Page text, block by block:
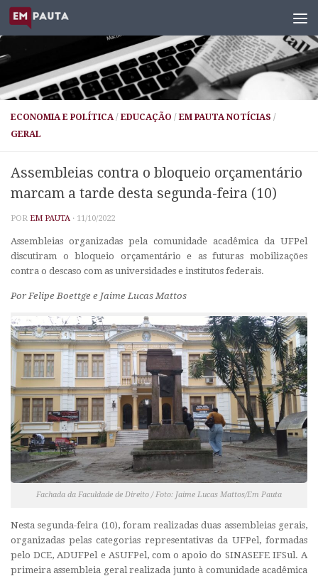
Skip to content
ECONOMIA E POLÍTICA / EDUCAÇÃO / EM PAUTA NOTÍCIAS /
GERAL
Assembleias contra o bloqueio orçamentário
marcam a tarde desta segunda-feira (10)
POR EM PAUTA · 11/10/2022
Assembleias organizadas pela comunidade acadêmica da UFPel
discutiram o bloqueio orçamentário e as futuras mobilizações
contra o descaso com as universidades e institutos federais.
Por Felipe Boettge e Jaime Lucas Mattos
Fachada da Faculdade de Direito / Foto: Jaime Lucas Mattos/Em Pauta
Nesta segunda-feira (10), foram realizadas duas assembleias gerais,
organizadas pelas categorias representativas da UFPel, formadas
pelo DCE, ADUFPel e ASUFPel, com o apoio do SINASEFE IFSul. A
primeira assembleia geral realizada junto à comunidade acadêmica